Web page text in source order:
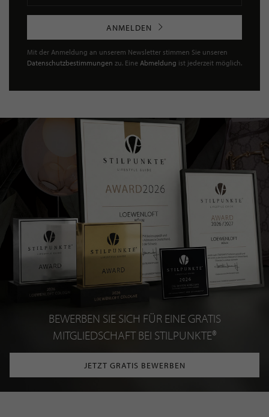
ANMELDEN
Mit der Anmeldung an unserem Newsletter stimmen Sie unseren
Datenschutzbestimmungen zu. Eine Abmeldung ist jederzeit möglich.
BEWERBEN SIE SICH FÜR EINE GRATIS
MITGLIEDSCHAFT BEI STILPUNKTE®
JETZT GRATIS BEWERBEN